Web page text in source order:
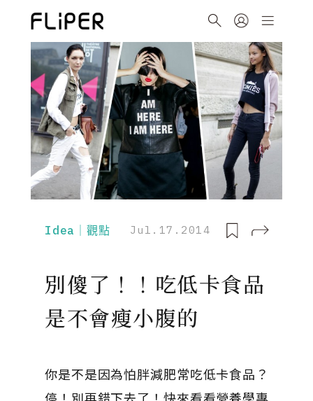
Idea｜觀點 Jul.17.2014
別傻了！！吃低卡食品
是不會瘦小腹的
你是不是因為怕胖減肥常吃低卡食品？